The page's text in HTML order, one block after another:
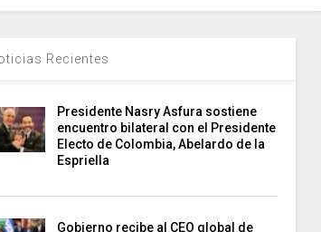
Recientes
Presidente Nasry Asfura sostiene
encuentro bilateral con el Presidente
Electo de Colombia, Abelardo de la
Espriella
Gobierno recibe al CEO global de